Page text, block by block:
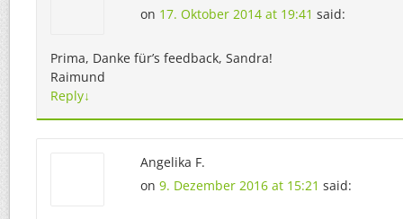
on 17. Oktober 2014 at 19:41 said:
Prima, Danke für’s feedback, Sandra!
Raimund
Reply↓
Angelika F.
on 9. Dezember 2016 at 15:21 said: